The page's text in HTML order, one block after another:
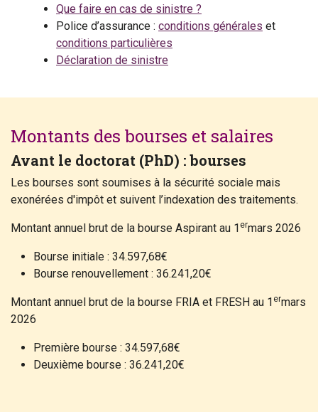
Que faire en cas de sinistre ?
Police d’assurance : conditions générales et
conditions particulières
Déclaration de sinistre
Montants des bourses et salaires
Avant le doctorat (PhD) : bourses
Les bourses sont soumises à la sécurité sociale mais
exonérées d'impôt et suivent l’indexation des traitements.
Montant annuel brut de la bourse Aspirant au 1 ermars 2026
Bourse initiale : 34.597,68€
Bourse renouvellement : 36.241,20€
Montant annuel brut de la bourse FRIA et FRESH au 1 ermars
2026
Première bourse : 34.597,68€
Deuxième bourse : 36.241,20€